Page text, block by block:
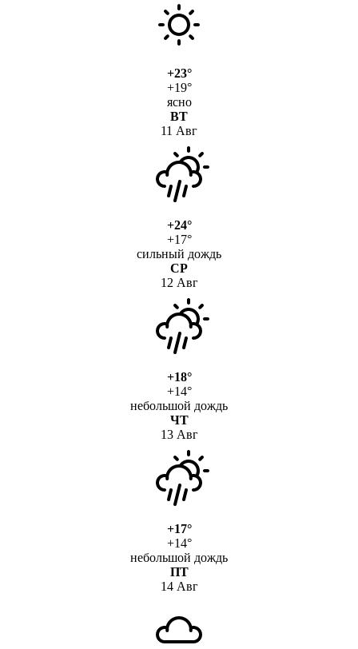
+23°
+19°
ясно
ВТ
11 Авг
+24°
+17°
сильный дождь
СР
12 Авг
+18°
+14°
небольшой дождь
ЧТ
13 Авг
+17°
+14°
небольшой дождь
ПТ
14 Авг